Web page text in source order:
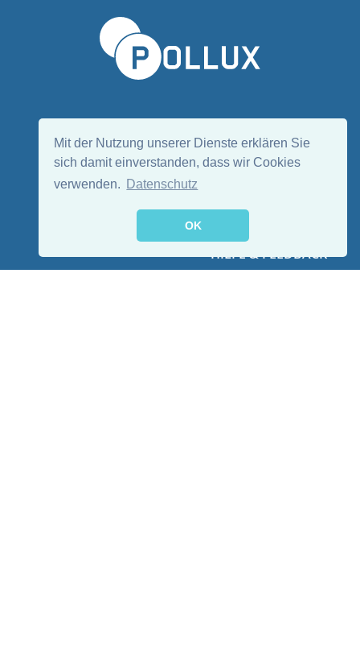
Mit der Nutzung unserer Dienste erklären Sie
sich damit einverstanden, dass wir Cookies
verwenden.
Datenschutz
OK
HILFE & FEEDBACK
EN